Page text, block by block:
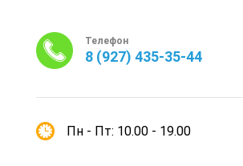
Телефон
8 (927) 435-35-44
Пн - Пт: 10.00 - 19.00